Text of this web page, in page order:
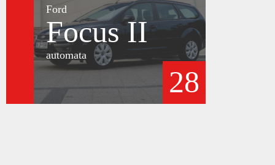
Ford
Focus II
automata
28